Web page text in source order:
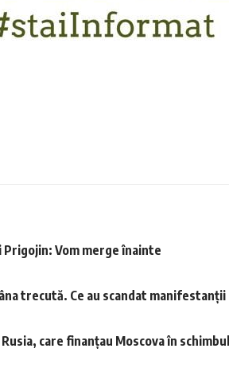
Prigojin: Vom merge înainte
trecută. Ce au scandat manifestanții
care finanțau Moscova în